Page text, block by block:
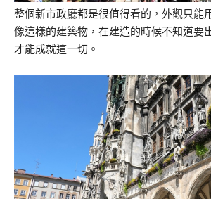
整個新市政廳都是很值得看的，外觀只能
像這樣的建築物，在建造的時候不知道要
才能成就這一切。